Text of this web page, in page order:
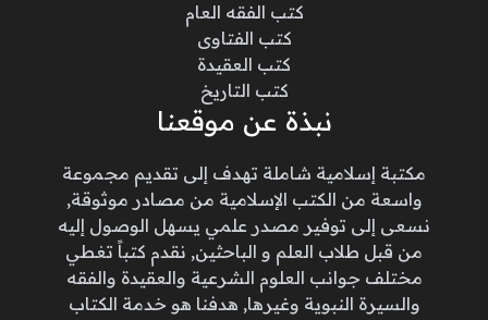
كتب الفقه العام
كتب الفتاوى
كتب العقيدة
كتب التاريخ
نبذة عن موقعنا
مكتبة إسلامية شاملة تهدف إلى تقديم مجموعة
واسعة من الكتب الإسلامية من مصادر موثوقة,
نسعى إلى توفير مصدر علمي يسهل الوصول إليه
من قبل طلاب العلم و الباحثين, نقدم كتباً تغطي
مختلف جوانب العلوم الشرعية والعقيدة والفقه
والسيرة النبوية وغيرها, هدفنا هو خدمة الكتاب